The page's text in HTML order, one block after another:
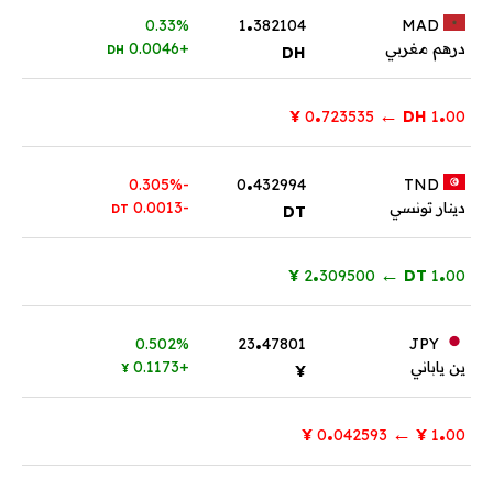
درهم مغربي
1.382104
DH
0.33%
+0.0046
DH
1.00
DH
←
.723535
¥
دينار تونسي
0.432994
DT
-0.305%
-0.0013
DT
1.00
DT
←
.309500
¥
ين ياباني
23.47801
¥
0.502%
+0.1173
¥
1.00
¥
←
.042593
¥